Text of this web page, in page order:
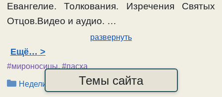
Евангелие. Толкования. Изречения Святых
Отцов.Видео и аудио. …
развернуть
Ещё…
#мироносицы, #пасха
Рубрики
Недели, воскресенья по Пасхе
Темы сайта